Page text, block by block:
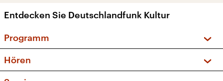
Entdecken Sie Deutschlandfunk Kultur
Programm
Sendungen und Podcasts
Hören